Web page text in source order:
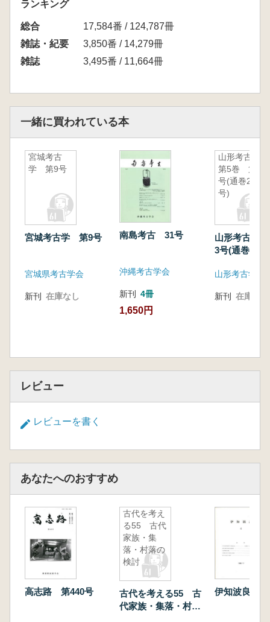
ランキング
総合
17,584番 / 124,787冊
雑誌・紀要
3,850番 / 14,279冊
雑誌
3,495番 / 11,664冊
一緒に買われている本
宮城考古
学 第9号
宮城考古学 第9号
宮城県考古学会
新刊 在庫なし
南島考古 31号
沖縄考古学会
新刊 4冊
1,650円
山形考古
第5巻 第3
号(通巻25
号)
山形考古
3号(通巻25号
山形考古学会
新刊 在庫なし
レビュー
レビューを書く
あなたへのおすすめ
高志路 第440号
古代を考え
る55 古代
家族・集
落・村落の
検討
古代を考える55 古
代家族・集落・村落
伊知波良 4